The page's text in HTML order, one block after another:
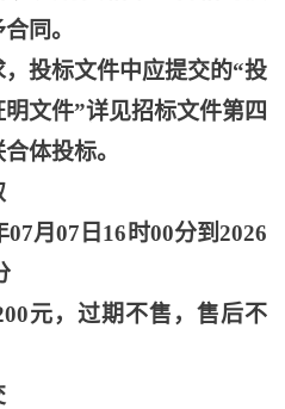
同。
投标文件中应提交的“投
文件”详见招标文件第四
体投标。
07月07日16时00分到2026
元，过期不售，售后不